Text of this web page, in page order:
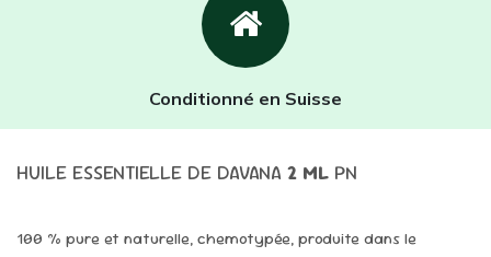
Conditionné en Suisse
HUILE ESSENTIELLE DE DAVANA 2 ML PN
100 % pure et naturelle, chemotypée, produite dans le